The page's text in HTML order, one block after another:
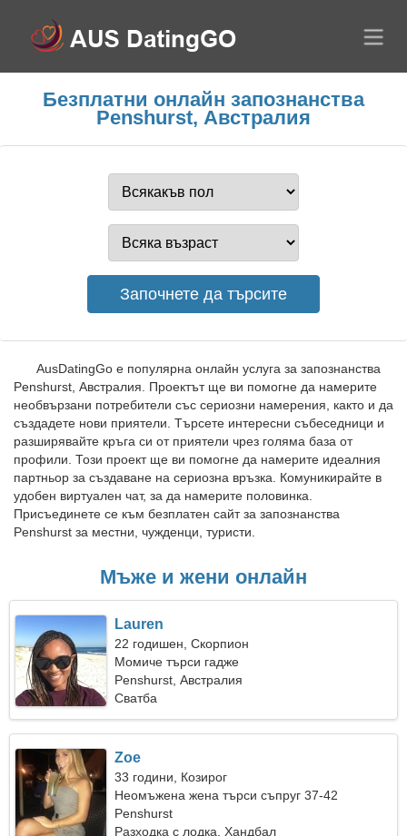
Безплатни онлайн запознанства
Penshurst, Австралия
AusDatingGo е популярна онлайн услуга за запознанства
Penshurst, Австралия. Проектът ще ви помогне да намерите
необвързани потребители със сериозни намерения, както и да
създадете нови приятели. Търсете интересни събеседници и
разширявайте кръга си от приятели чрез голяма база от
профили. Този проект ще ви помогне да намерите идеалния
партньор за създаване на сериозна връзка. Комуникирайте в
удобен виртуален чат, за да намерите половинка.
Присъединете се към безплатен сайт за запознанства
Penshurst за местни, чужденци, туристи.
Мъже и жени онлайн
Lauren
22 годишен, Скорпион
Момиче търси гадже
Penshurst, Австралия
Сватба
Zoe
33 години, Козирог
Неомъжена жена търси съпруг 37-42
Penshurst
Разходка с лодка, Хандбал